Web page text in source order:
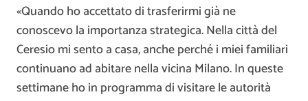
«Quando ho accettato di trasferirmi già ne
conoscevo la importanza strategica. Nella città del
Ceresio mi sento a casa, anche perché i miei familiari
continuano ad abitare nella vicina Milano. In queste
settimane ho in programma di visitare le autorità